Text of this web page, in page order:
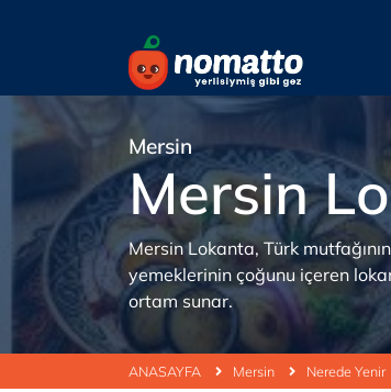
ANASAYFA Mersin Nerede Yenir
Mersin
Mersin
Mersin Lokanta, Türk
yemeklerinin çoğunu içeren
ortam sunar.